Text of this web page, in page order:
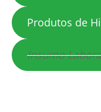
Produtos de
Insumo